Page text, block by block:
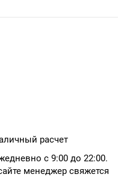
расчет
с 9:00 до 22:00.
менеджер свяжется